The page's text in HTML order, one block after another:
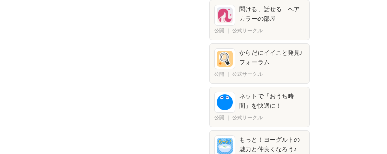
聞ける、話せる ヘア
カラーの部屋
公開 公式サークル
からだにイイこと発見♪
フォーラム
公開 公式サークル
ネットで「おうち時
間」を快適に！
公開 公式サークル
もっと！ヨーグルトの
魅力と仲良くなろう♪